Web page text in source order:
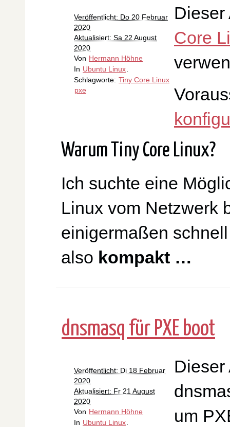
Veröffentlicht: Do 20 Februar
2020
Aktualisiert: Sa 22 August
2020
Von Hermann Höhne
In Ubuntu Linux.
Schlagworte: Tiny Core Linux
pxe
Core
Warum Tiny Core Linux?
Ich suchte eine
Linux vom Netzwerk
einigermaßen
also kompakt …
dnsmasq für PXE boot
Veröffentlicht: Di 18 Februar
2020
Aktualisiert: Fr 21 August
2020
Von Hermann Höhne
In Ubuntu Linux
Dieser
um